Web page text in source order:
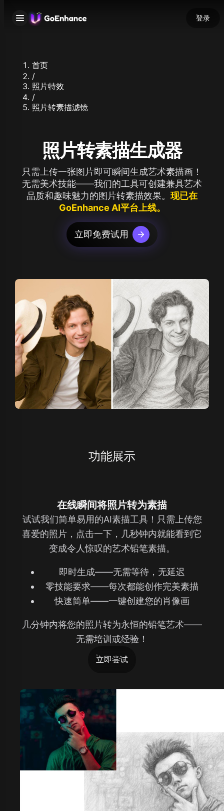
登录
首页
/
照片特效
/
照片转素描滤镜
照片转素描生成器
只需上传一张图片即可瞬间生成艺术素描画！
无需美术技能——我们的工具可创建兼具艺术
品质和趣味魅力的图片转素描效果。 现已在
GoEnhance AI平台上线。
立即免费试用
功能展示
在线瞬间将照片转为素描
试试我们简单易用的AI素描工具！只需上传您
喜爱的照片，点击一下，几秒钟内就能看到它
变成令人惊叹的艺术铅笔素描。
即时生成——无需等待，无延迟
零技能要求——每次都能创作完美素描
快速简单——一键创建您的肖像画
几分钟内将您的照片转为永恒的铅笔艺术——
无需培训或经验！
立即尝试